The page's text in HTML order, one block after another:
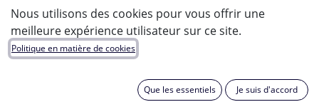
Nous utilisons des cookies pour vous offrir une
meilleure expérience utilisateur sur ce site.
Politique en matière de cookies
Que les essentiels Je suis d'accord